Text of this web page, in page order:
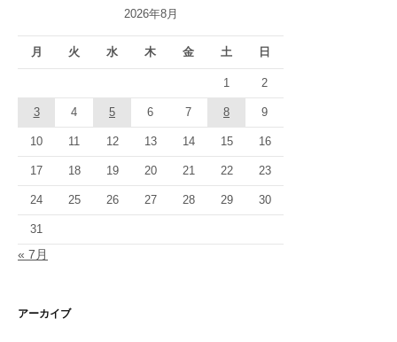
2026年8月
月 火 水 木 金 土 日
1 2
3 4 5 6 7 8 9
10 11 12 13 14 15 16
17 18 19 20 21 22 23
24 25 26 27 28 29 30
31
« 7月
アーカイブ